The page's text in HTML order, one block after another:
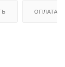
ОПЛАТА